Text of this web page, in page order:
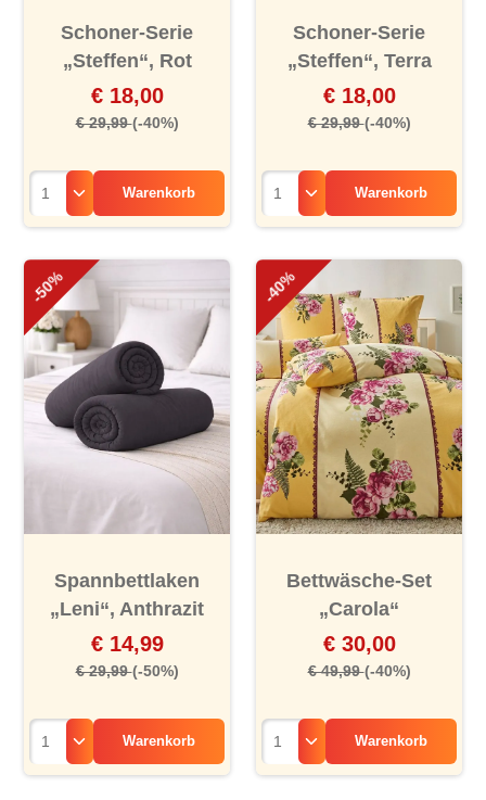
Schoner-Serie
„Steffen“, Rot
€ 18,00
€ 29,99(-40%)
Warenkorb
Schoner-Serie
„Steffen“, Terra
€ 18,00
€ 29,99(-40%)
Warenkorb
-50%
Spannbettlaken
„Leni“, Anthrazit
€ 14,99
€ 29,99(-50%)
Warenkorb
-40%
Bettwäsche-Set
„Carola“
€ 30,00
€ 49,99(-40%)
Warenkorb